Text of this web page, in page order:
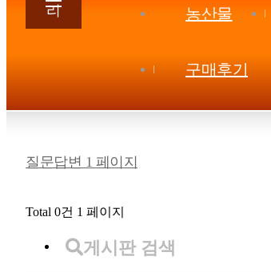
리
농산물
구매후기
질문답변 1 페이지
Total 0건 1 페이지
게시판 검색